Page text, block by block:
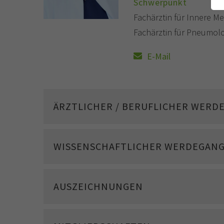
Fachärztin für Innere
Fachärztin für
E-Mail
ÄRZTLICHER / BERUFLICHER
WISSENSCHAFTLICHER WERDEGANG
AUSZEICHNUNGEN